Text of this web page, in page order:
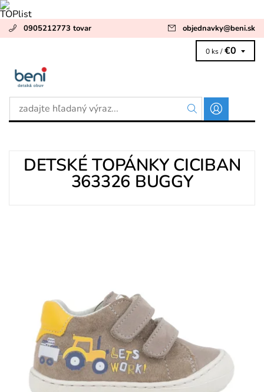
0905212773 tovar objednavky@beni.sk
0 ks / €0
DETSKÉ TOPÁNKY CICIBAN
363326 BUGGY